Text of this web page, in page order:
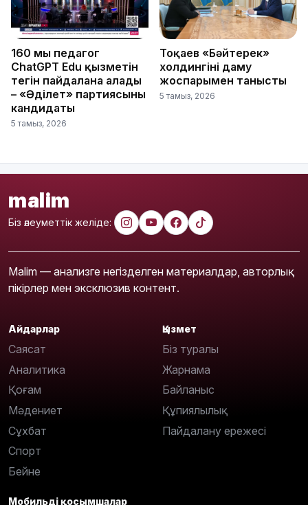
160 мың педагог
ChatGPT Edu қызметін
тегін пайдалана алады
– «Әділет» партиясының
кандидаты
5 тамыз, 2026
Тоқаев «Бәйтерек»
холдингінің даму
жоспарымен танысты
5 тамыз, 2026
malim
Біз әлеуметтік желіде:
Malim — анализге негізделген материалдар, авторлық
пікірлер мен эксклюзив контент.
Айдарлар
Саясат
Аналитика
Қоғам
Мәдениет
Сұхбат
Спорт
Бейне
Қызмет
Біз туралы
Жарнама
Байланыс
Құпиялылық
Пайдалану ережесі
Мобильді қосымшалар